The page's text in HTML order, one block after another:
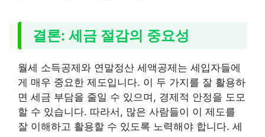
결론: 세금 절감의 중요성
월세 소득공제와 연말정산 세액공제는 세입자들에
게 매우 중요한 제도입니다. 이 두 가지를 잘 활용하
면 세금 부담을 줄일 수 있으며, 경제적 안정을 도모
할 수 있습니다. 따라서, 많은 사람들이 이 제도를
잘 이해하고 활용할 수 있도록 노력해야 합니다. 세